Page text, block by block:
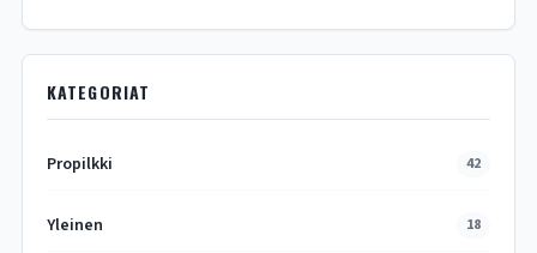
KATEGORIAT
Propilkki 42
Yleinen 18